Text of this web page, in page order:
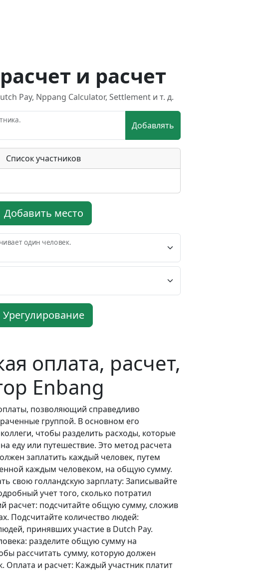
и расчет
Pay, Nppang Calculator, Settlement и т. д.
Добавлять
Список участников
Добавить место
один человек.
Урегулирование
оплата, расчет,
Enbang
позволяющий справедливо
группой. В основном его
чтобы разделить расходы, которые
еду или путешествие. Это метод расчета
заплатить каждый человек, путем
каждым человеком, на общую сумму.
свою голландскую зарплату: Записывайте
учет того, сколько потратил
расчет: подсчитайте общую сумму, сложив
Подсчитайте количество людей:
принявших участие в Dutch Pay.
разделите общую сумму на
рассчитать сумму, которую должен
Оплата и расчет: Каждый участник платит